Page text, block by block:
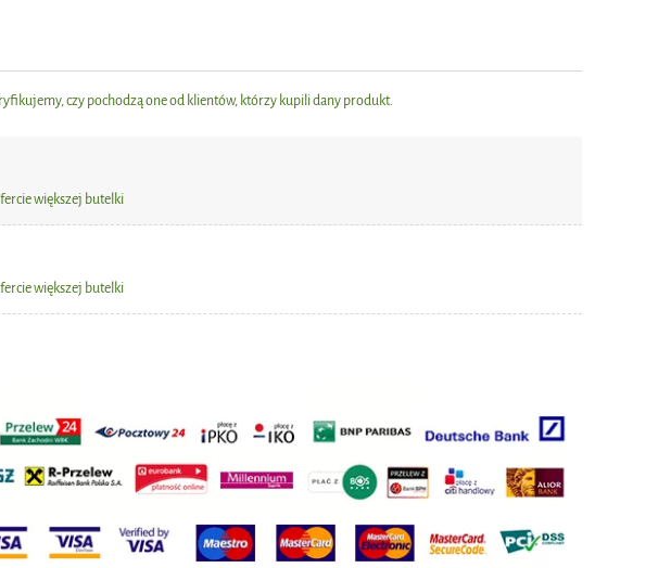
19,00 zł
cena:19,00 zł
19,00 zł
Najniższa cena:19,00 zł
czy pochodzą one od klientów, którzy kupili dany produkt.
większej butelki
większej butelki